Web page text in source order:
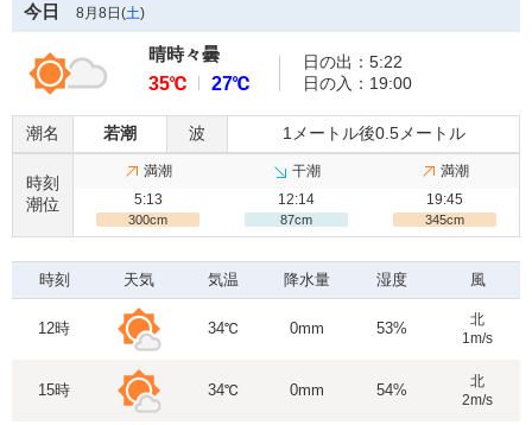
今日 8月8日(土)
晴時々曇
35℃
27℃
日の出：5:22
日の入：19:00
潮名 若潮 波 1メートル後0.5メートル
時刻
潮位
満潮
5:13
300cm
干潮
12:14
87cm
満潮
19:45
345cm
時刻 天気 気温 降水量 湿度 風
12時 34℃ 0mm 53%
北
1m/s
15時 34℃ 0mm 54%
北
2m/s